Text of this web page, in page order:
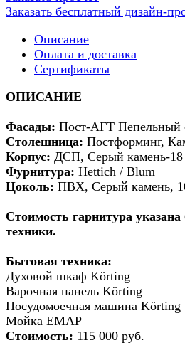
Заказать бесплатный дизайн-
Описание
Оплата и доставка
Сертификаты
ОПИСАНИЕ
Фасады: Пост-АГТ Пепельный
Столешница: Постформинг,
Корпус: ДСП, Серый камень-18
Фурнитура: Hettich / Blum
Цоколь: ПВХ, Серый камень,
Стоимость гарнитура указана
техники.
Бытовая техника:
Духовой шкаф Körting
Варочная панель Körting
Посудомоечная машина Körting
Мойка EMAP
Стоимость: 115 000 руб.